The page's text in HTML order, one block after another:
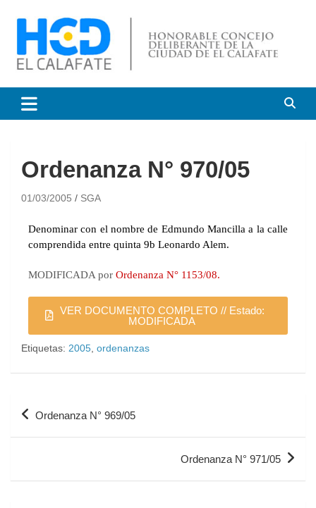
Honorable Concejo
Deliberante de El Calafate
Ordenanza N° 970/05
01/03/2005 SGA
Denominar con el nombre de Edmundo Mancilla a la calle
comprendida entre quinta 9b Leonardo Alem.
MODIFICADA por Ordenanza N° 1153/08.
VER DOCUMENTO COMPLETO // Estado:
MODIFICADA
Etiquetas: 2005 ordenanzas
Ordenanza N° 969/05
Ordenanza N° 971/05